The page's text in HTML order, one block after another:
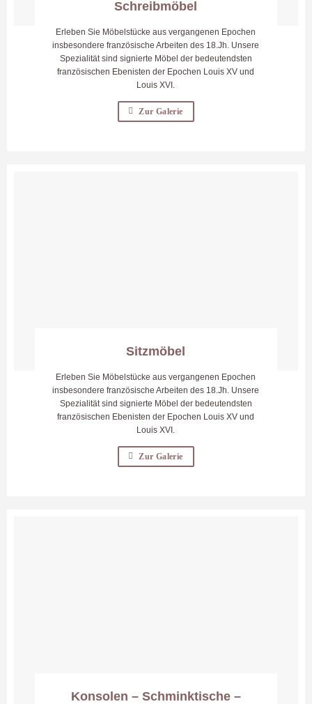
Schreibmöbel
Erleben Sie Möbelstücke aus vergangenen Epochen
insbesondere französische Arbeiten des 18.Jh. Unsere
Spezialität sind signierte Möbel der bedeutendsten
französischen Ebenisten der Epochen Louis XV und
Louis XVI.
Zur Galerie
Sitzmöbel
Erleben Sie Möbelstücke aus vergangenen Epochen
insbesondere französische Arbeiten des 18.Jh. Unsere
Spezialität sind signierte Möbel der bedeutendsten
französischen Ebenisten der Epochen Louis XV und
Louis XVI.
Zur Galerie
Konsolen – Schminktische –